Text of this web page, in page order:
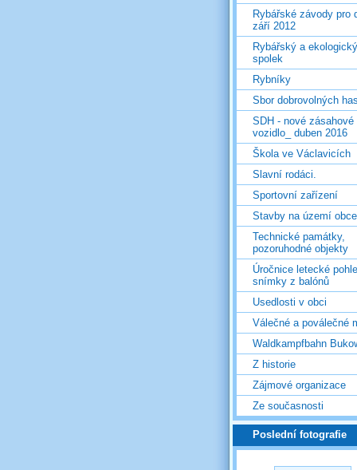
Rybářské závody pro
září 2012
Rybářský a ekologický
spolek
Rybníky
Sbor dobrovolných
SDH - nové zásahové
vozidlo_ duben 2016
Škola ve Václavicích
Slavní rodáci.
Sportovní zařízení
Stavby na území obce
Technické památky,
pozoruhodné objekty
Úročnice letecké
snímky z balónů
Usedlosti v obci
Válečné a poválečné
Waldkampfbahn
Z historie
Zájmové organizace
Ze současnosti
Poslední fotografie